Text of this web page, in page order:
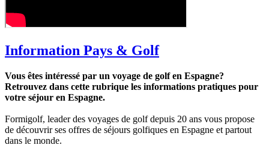
Information Pays & Golf
Vous êtes intéressé par un voyage de golf en Espagne?
Retrouvez dans cette rubrique les informations pratiques pour
votre séjour en Espagne.
Formigolf, leader des voyages de golf depuis 20 ans vous propose
de découvrir ses offres de séjours golfiques en Espagne et partout
dans le monde.